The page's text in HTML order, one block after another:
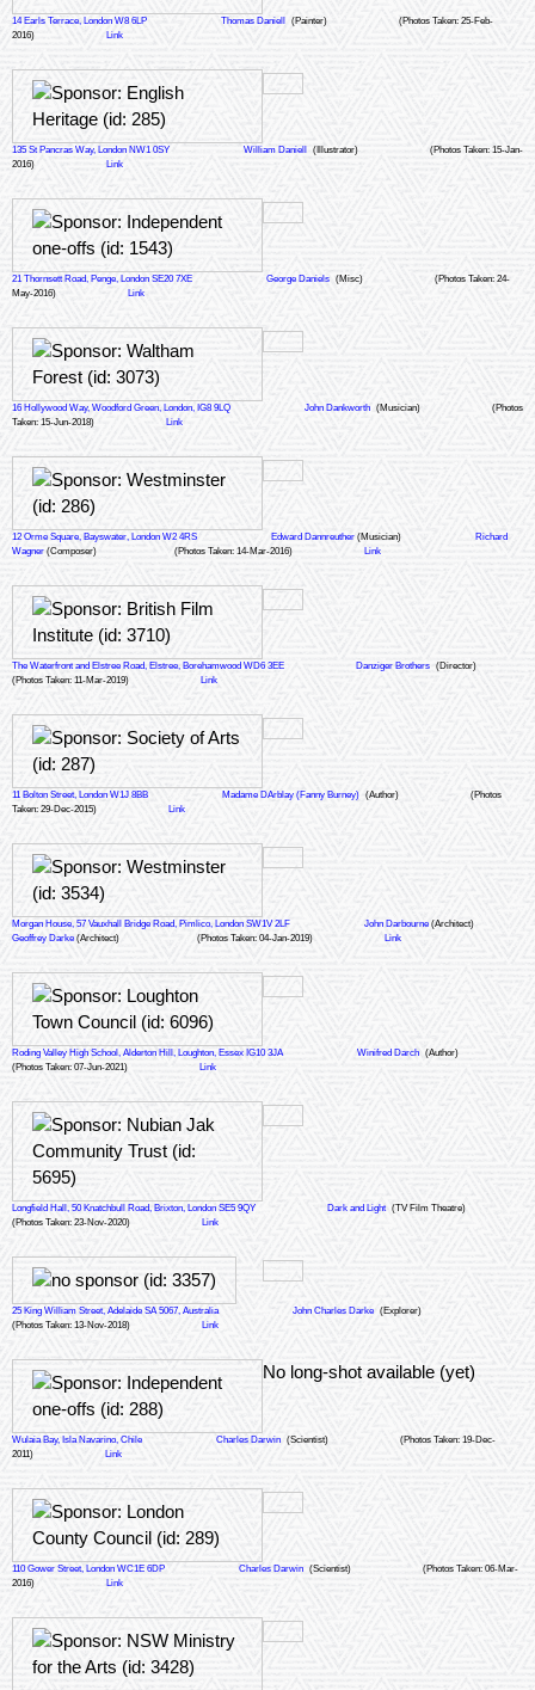
14 Earls Terrace, London W8 6LP Thomas Daniell (Painter)
(Photos Taken: 25-Feb-
2016)
Link
135 St Pancras Way, London NW1 0SY William Daniell (Illustrator)
(Photos Taken: 15-Jan-
2016)
Link
21 Thornsett Road, Penge, London SE20 7XE George Daniels (Misc)
(Photos Taken: 24-
May-2016)
Link
16 Hollywood Way, Woodford Green, London, IG8 9LQ John Dankworth (Musician)
(Photos
Taken: 15-Jun-2018)
Link
12 Orme Square, Bayswater, London W2 4RS Edward Dannreuther (Musician)
Richard
Wagner (Composer) (Photos Taken: 14-Mar-2016) Link
The Waterfront and Elstree Road, Elstree, Borehamwood WD6 3EE Danziger Brothers (Director)
(Photos Taken: 11-Mar-2019)
Link
11 Bolton Street, London W1J 8BB Madame DArblay (Fanny Burney) (Author)
(Photos
Taken: 29-Dec-2015)
Link
Morgan House, 57 Vauxhall Bridge Road, Pimlico, London SW1V 2LF John Darbourne (Architect)
Geoffrey Darke (Architect) (Photos Taken: 04-Jan-2019) Link
Roding Valley High School, Alderton Hill, Loughton, Essex IG10 3JA Winifred Darch (Author)
(Photos Taken: 07-Jun-2021)
Link
Longfield Hall, 50 Knatchbull Road, Brixton, London SE5 9QY Dark and Light (TV Film Theatre)
(Photos Taken: 23-Nov-2020)
Link
25 King William Street, Adelaide SA 5067, Australia John Charles Darke (Explorer)
(Photos Taken: 13-Nov-2018)
Link
No long-shot available (yet)
Wulaia Bay, Isla Navarino, Chile Charles Darwin (Scientist)
(Photos Taken: 19-Dec-
2011)
Link
110 Gower Street, London WC1E 6DP Charles Darwin (Scientist)
(Photos Taken: 06-Mar-
2016)
Link